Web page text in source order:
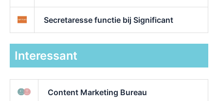
Secretaresse functie bij Significant
Interessant
Content Marketing Bureau